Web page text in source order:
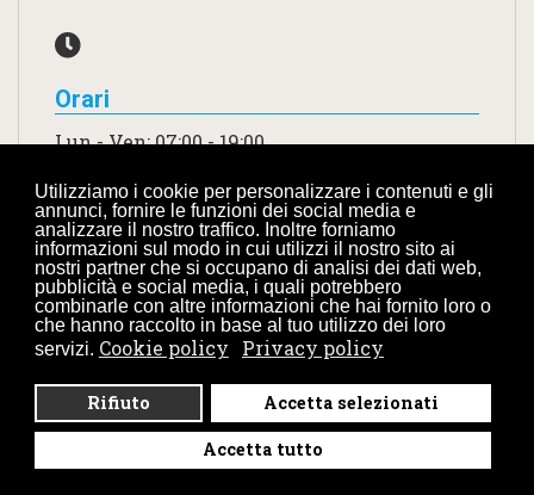
Utilizziamo i cookie per personalizzare i contenuti e gli
annunci, fornire le funzioni dei social media e
analizzare il nostro traffico. Inoltre forniamo
informazioni sul modo in cui utilizzi il nostro sito ai
nostri partner che si occupano di analisi dei dati web,
pubblicità e social media, i quali potrebbero
combinarle con altre informazioni che hai fornito loro o
che hanno raccolto in base al tuo utilizzo dei loro
servizi. Cookie policy Privacy policy
Rifiuto Accetta selezionati
Accetta tutto
Orari
Lun - Ven: 07:00 - 19:00
Domenica: CHIUSO
Cookie Policy
Privacy Policy